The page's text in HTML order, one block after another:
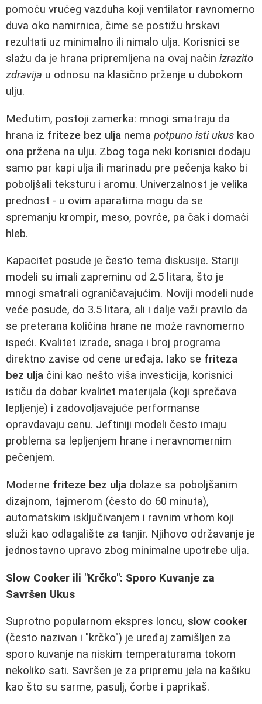
pomoću vrućeg vazduha koji ventilator ravnomerno
duva oko namirnica, čime se postižu hrskavi
rezultati uz minimalno ili nimalo ulja. Korisnici se
slažu da je hrana pripremljena na ovaj način izrazito
zdravija u odnosu na klasično prženje u dubokom
ulju.
Međutim, postoji zamerka: mnogi smatraju da
hrana iz friteze bez ulja nema potpuno isti ukus kao
ona pržena na ulju. Zbog toga neki korisnici dodaju
samo par kapi ulja ili marinadu pre pečenja kako bi
poboljšali teksturu i aromu. Univerzalnost je velika
prednost - u ovim aparatima mogu da se
spremanju krompir, meso, povrće, pa čak i domaći
hleb.
Kapacitet posude je često tema diskusije. Stariji
modeli su imali zapreminu od 2.5 litara, što je
mnogi smatrali ograničavajućim. Noviji modeli nude
veće posude, do 3.5 litara, ali i dalje važi pravilo da
se preterana količina hrane ne može ravnomerno
ispeći. Kvalitet izrade, snaga i broj programa
direktno zavise od cene uređaja. Iako se friteza
bez ulja čini kao nešto viša investicija, korisnici
ističu da dobar kvalitet materijala (koji sprečava
lepljenje) i zadovoljavajuće performanse
opravdavaju cenu. Jeftiniji modeli često imaju
problema sa lepljenjem hrane i neravnomernim
pečenjem.
Moderne friteze bez ulja dolaze sa poboljšanim
dizajnom, tajmerom (često do 60 minuta),
automatskim isključivanjem i ravnim vrhom koji
služi kao odlagalište za tanjir. Njihovo održavanje je
jednostavno upravo zbog minimalne upotrebe ulja.
Slow Cooker ili "Krčko": Sporo Kuvanje za
Savršen Ukus
Suprotno popularnom ekspres loncu, slow cooker
(često nazivan i "krčko") je uređaj zamišljen za
sporo kuvanje na niskim temperaturama tokom
nekoliko sati. Savršen je za pripremu jela na kašiku
kao što su sarme, pasulj, čorbe i paprikaš.